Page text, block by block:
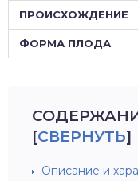
[СВЕРНУТЬ]
Описание и